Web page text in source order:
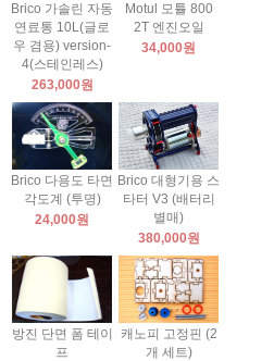
Brico 가솔린 자동
연료통 10L(글로
우 겸용) version-
4(스테인레스)
263,000원
Motul 모튤 800
2T 엔진오일
34,000원
Brico 다용도 타면
각도계 (투명)
24,000원
Brico 대형기용 스
타터 V3 (배터리
별매)
380,000원
방진 단면 폼 테이
프
캐노피 고정핀 (2
개 세트)